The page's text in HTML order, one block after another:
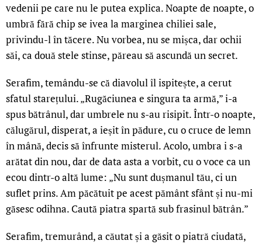
vedenii pe care nu le putea explica. Noapte de noapte, o
umbră fără chip se ivea la marginea chiliei sale,
privindu-l în tăcere. Nu vorbea, nu se mișca, dar ochii
săi, ca două stele stinse, păreau să ascundă un secret.
Serafim, temându-se că diavolul îl ispitește, a cerut
sfatul starețului. „Rugăciunea e singura ta armă,” i-a
spus bătrânul, dar umbrele nu s-au risipit. Într-o noapte,
călugărul, disperat, a ieșit în pădure, cu o cruce de lemn
în mână, decis să înfrunte misterul. Acolo, umbra i s-a
arătat din nou, dar de data asta a vorbit, cu o voce ca un
ecou dintr-o altă lume: „Nu sunt dușmanul tău, ci un
suflet prins. Am păcătuit pe acest pământ sfânt și nu-mi
găsesc odihna. Caută piatra spartă sub frasinul bătrân.”
Serafim, tremurând, a căutat și a găsit o piatră ciudată,